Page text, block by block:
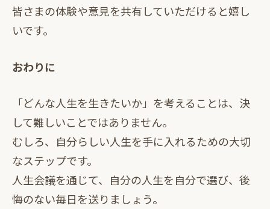
皆さまの体験や意見を共有していただけると嬉し
いです。
おわりに
「どんな人生を生きたいか」を考えることは、決
して難しいことではありません。
むしろ、自分らしい人生を手に入れるための大切
なステップです。
人生会議を通じて、自分の人生を自分で選び、後
悔のない毎日を送りましょう。